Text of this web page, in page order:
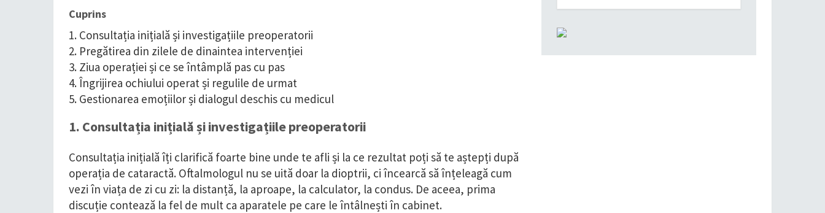
Cuprins
1. Consultația inițială și investigațiile preoperatorii
2. Pregătirea din zilele de dinaintea intervenției
3. Ziua operației și ce se întâmplă pas cu pas
4. Îngrijirea ochiului operat și regulile de urmat
5. Gestionarea emoțiilor și dialogul deschis cu medicul
1. Consultația inițială și investigațiile preoperatorii
Consultația inițială îți clarifică foarte bine unde te afli și la ce rezultat poți să te aștepți după
operația de cataractă. Oftalmologul nu se uită doar la dioptrii, ci încearcă să înțeleagă cum
vezi în viața de zi cu zi: la distanță, la aproape, la calculator, la condus. De aceea, prima
discuție contează la fel de mult ca aparatele pe care le întâlnești în cabinet.